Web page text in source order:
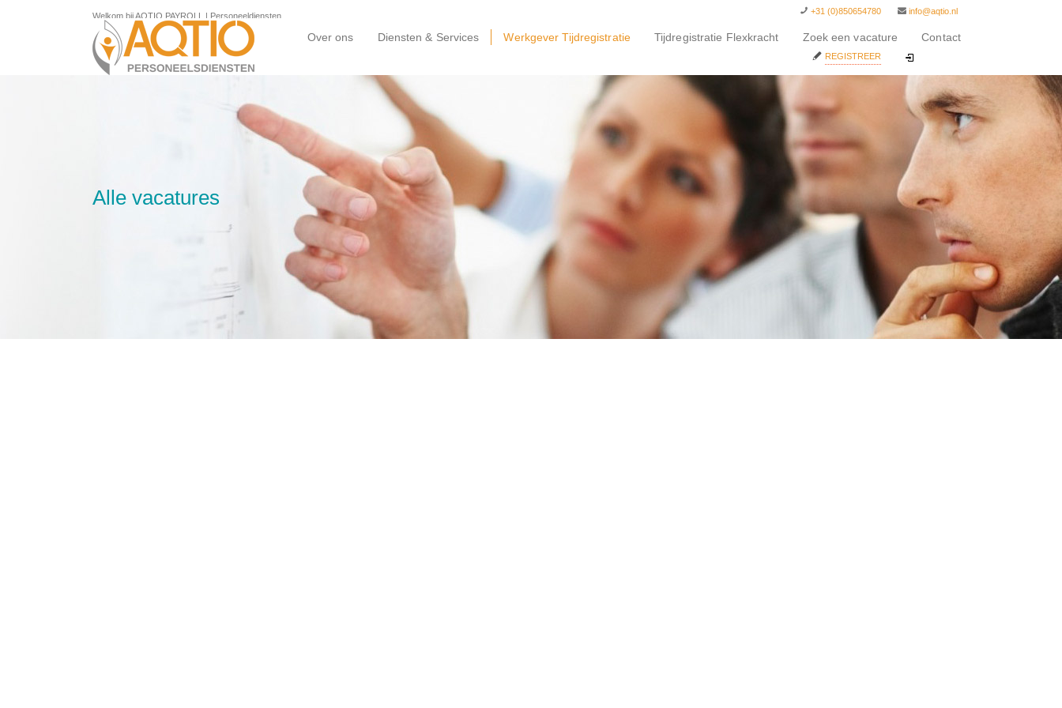
Welkom bij AQTIO PAYROLL | Personeeldiensten
+31 (0)850654780 info@aqtio.nl
Over ons Diensten & Services Werkgever Tijdregistratie Tijdregistratie Flexkracht Zoek een vacature Contact
REGISTREER
Alle vacatures